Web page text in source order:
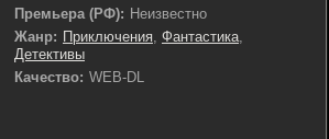
Премьера (РФ): Неизвестно
Жанр: Приключения, Фантастика,
Детективы
Качество: WEB-DL